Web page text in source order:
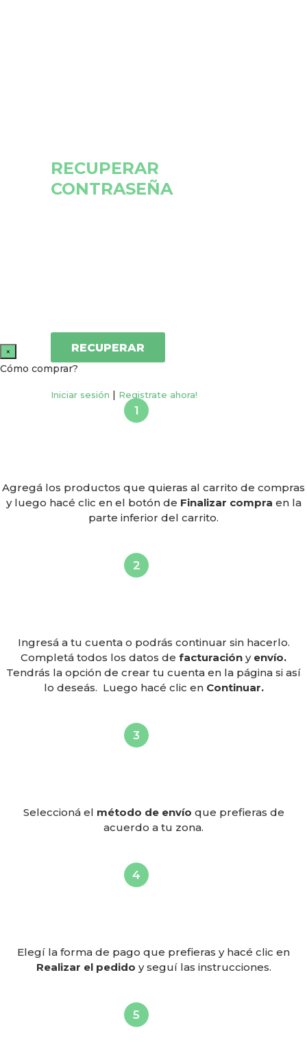
RECUPERAR
CONTRASEÑA
Iniciar sesión Registrate ahora!
×
Cómo comprar?
Agregá los productos que quieras al carrito de compras
y luego hacé clic en el botón de Finalizar compra en la
parte inferior del carrito.
Ingresá a tu cuenta o podrás continuar sin hacerlo.
Completá todos los datos de facturación y envío.
Tendrás la opción de crear tu cuenta en la página si así
lo deseás. Luego hacé clic en Continuar.
Seleccioná el método de envío que prefieras de
acuerdo a tu zona.
Elegí la forma de pago que prefieras y hacé clic en
Realizar el pedido y seguí las instrucciones.